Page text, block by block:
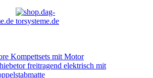
Kompettsets mit Motor
freitragend elektrisch mit